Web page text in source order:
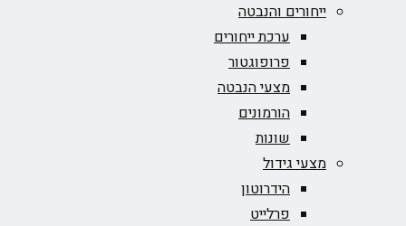
ייחורים והנבטה
ערכת ייחורים
פרופוגטור
מצעי הנבטה
הורמונים
שונות
מצעי גידול
הידרוטון
פרלייט